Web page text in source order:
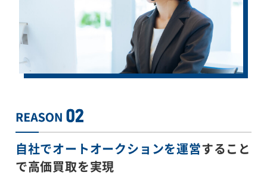
自社でオートオークションを運営すること
で高価買取を実現